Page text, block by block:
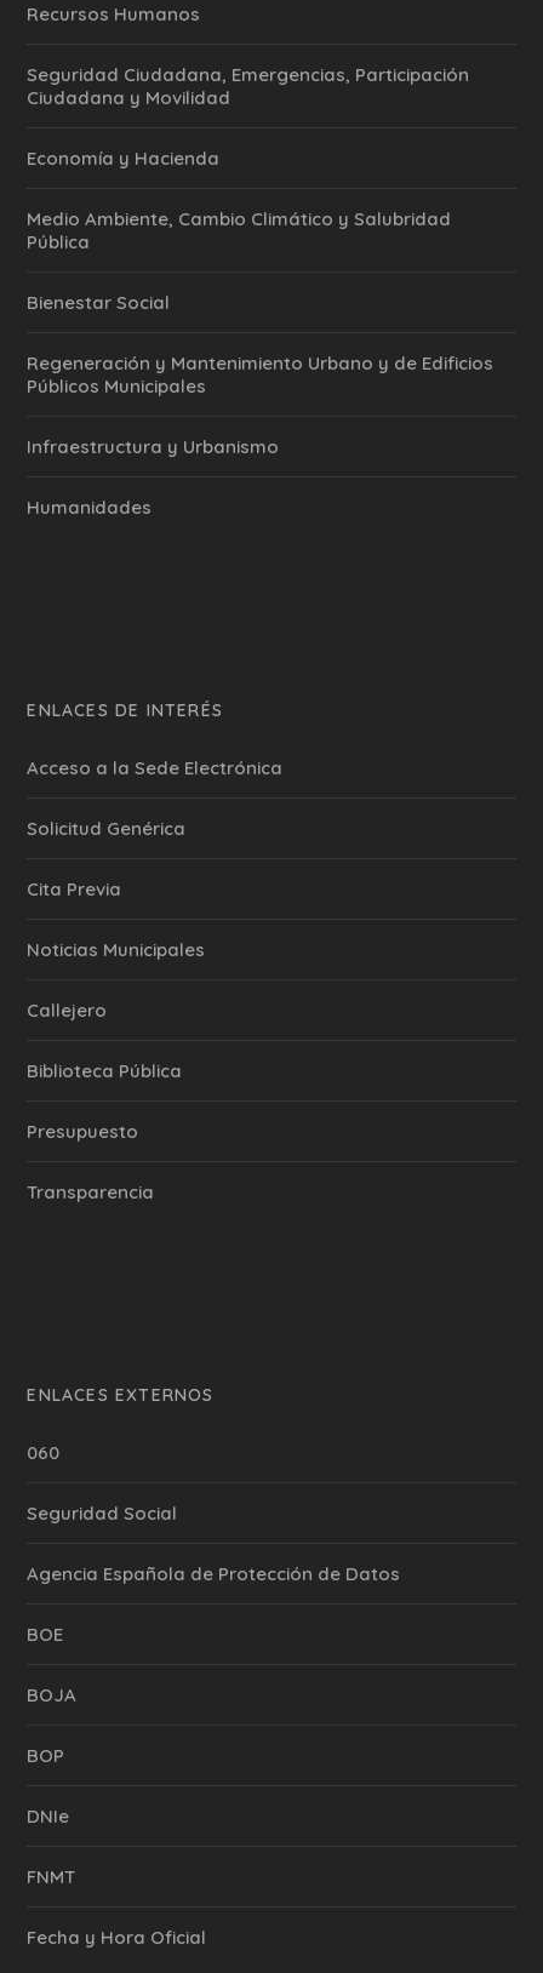
Recursos Humanos
Seguridad Ciudadana, Emergencias, Participación
Ciudadana y Movilidad
Economía y Hacienda
Medio Ambiente, Cambio Climático y Salubridad
Pública
Bienestar Social
Regeneración y Mantenimiento Urbano y de Edificios
Públicos Municipales
Infraestructura y Urbanismo
Humanidades
ENLACES DE INTERÉS
Acceso a la Sede Electrónica
Solicitud Genérica
Cita Previa
‎Noticias Municipales
Callejero
Biblioteca Pública
Presupuesto
Transparencia
ENLACES EXTERNOS
060
Seguridad Social
Agencia Española de Protección de Datos
BOE
BOJA
BOP
DNIe
FNMT
Fecha y Hora Oficial